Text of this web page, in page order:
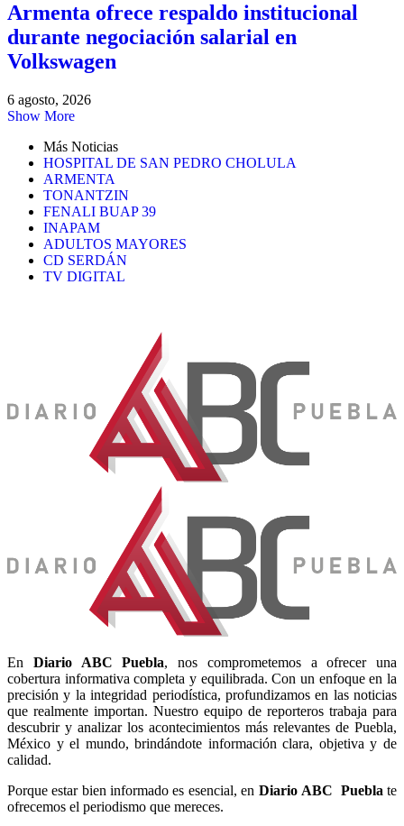
Armenta ofrece respaldo institucional
durante negociación salarial en
Volkswagen
6 agosto, 2026
Show More
Más Noticias
HOSPITAL DE SAN PEDRO CHOLULA
ARMENTA
TONANTZIN
FENALI BUAP 39
INAPAM
ADULTOS MAYORES
CD SERDÁN
TV DIGITAL
En Diario ABC Puebla, nos comprometemos a ofrecer una
cobertura informativa completa y equilibrada. Con un enfoque en la
precisión y la integridad periodística, profundizamos en las noticias
que realmente importan. Nuestro equipo de reporteros trabaja para
descubrir y analizar los acontecimientos más relevantes de Puebla,
México y el mundo, brindándote información clara, objetiva y de
calidad.
Porque estar bien informado es esencial, en Diario ABC Pueblate
ofrecemos el periodismo que mereces.